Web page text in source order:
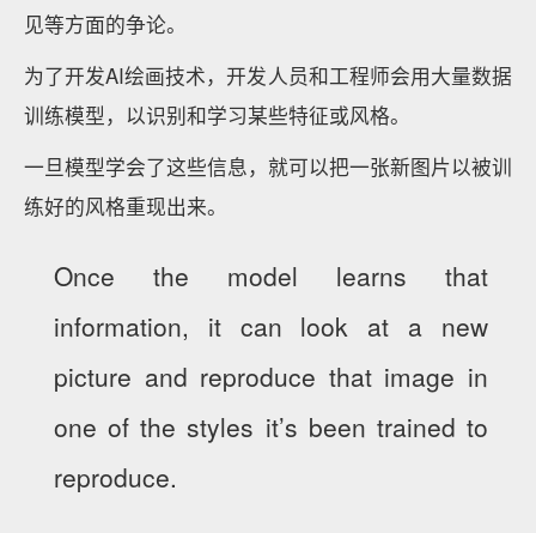
见等方面的争论。
为了开发AI绘画技术，开发人员和工程师会用大量数据
训练模型，以识别和学习某些特征或风格。
一旦模型学会了这些信息，就可以把一张新图片以被训
练好的风格重现出来。
Once the model learns that
information, it can look at a new
picture and reproduce that image in
one of the styles it’s been trained to
reproduce.